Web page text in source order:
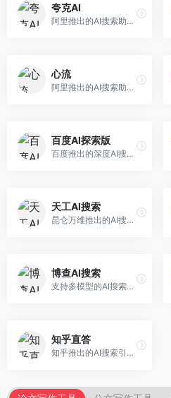
夸克AI
阿里推出的AI搜索助手，整合搜索与AI功能。面向年轻用户，提供智能搜索、文档处理、学习辅助等服务，与夸克生态深度整合。
心流
阿里推出的AI搜索助手，专注于智能信息获取。面向普通用户，提供智能搜索、内容整理、知识问答等服务，与阿里生态深度整合。
百度AI探索版
百度推出的深度AI搜索引擎，整合百度知识图谱。面向中文用户，提供智能问答、知识探索、内容生成等服务，知识覆盖面广。
天工AI搜索
昆仑万维推出的AI搜索引擎，整合大模型与搜索能力。面向普通用户，提供智能问答、深度搜索、内容整理等服务，中文搜索体验好。
博查AI搜索
支持多模型的AI搜索引擎，整合多种大模型能力。面向AI爱好者，提供多模型搜索、答案对比、深度分析等服务，模型选择灵活。
知乎直答
知乎推出的AI搜索引擎，专注于知识问答场景。面向知识获取者，提供知乎内容搜索、智能问答、知识整理等服务，专业知识丰富。